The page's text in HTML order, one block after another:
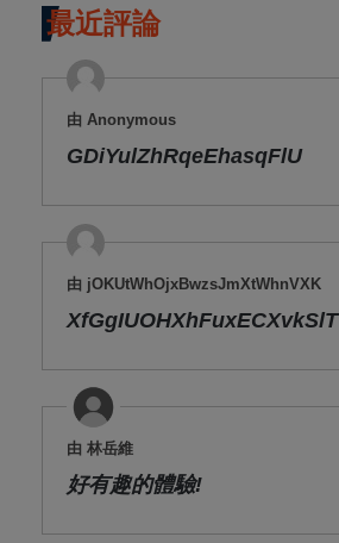
最近評論
由 Anonymous
GDiYulZhRqeEhasqFlU
由 jOKUtWhOjxBwzsJmXtWhnVXK
XfGgIUOHXhFuxECXvkSlT
由 林岳維
好有趣的體驗!